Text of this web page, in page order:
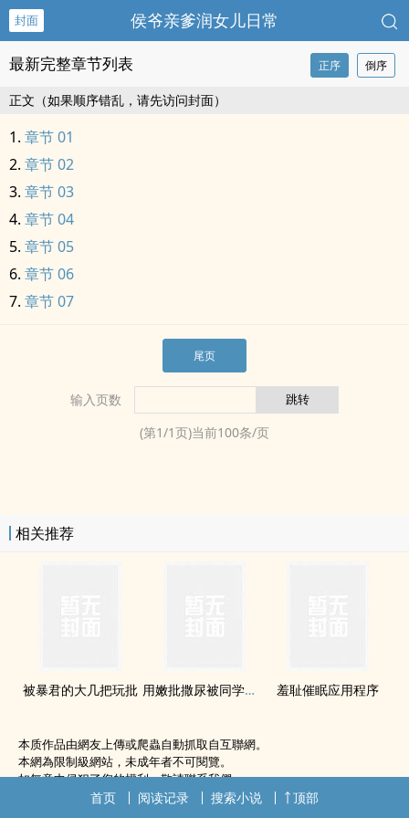
封面 侯爷亲爹润女儿日常
最新完整章节列表 正序 倒序
正文（如果顺序错乱，请先访问封面）
章节 01
章节 02
章节 03
章节 04
章节 05
章节 06
章节 07
尾页
输入页数
(第1/1页)当前100条/页
相关推荐
被暴君的大几把玩批 用嫩批撒尿被同学爸爸撞见后 羞耻催眠应用程序
本质作品由網友上傳或爬蟲自動抓取自互聯網。
本網為限制級網站，未成年者不可閱覽。
如無意中侵犯了您的權利，敬請聯系我們。
首页 阅读记录 搜索小说 顶部